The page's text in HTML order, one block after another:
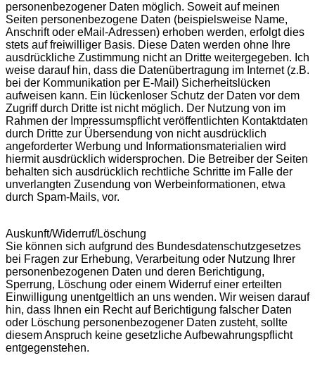
personenbezogener Daten möglich. Soweit auf meinen
Seiten personenbezogene Daten (beispielsweise Name,
Anschrift oder eMail-Adressen) erhoben werden, erfolgt dies
stets auf freiwilliger Basis. Diese Daten werden ohne Ihre
ausdrückliche Zustimmung nicht an Dritte weitergegeben. Ich
weise darauf hin, dass die Datenübertragung im Internet (z.B.
bei der Kommunikation per E-Mail) Sicherheitslücken
aufweisen kann. Ein lückenloser Schutz der Daten vor dem
Zugriff durch Dritte ist nicht möglich. Der Nutzung von im
Rahmen der Impressumspflicht veröffentlichten Kontaktdaten
durch Dritte zur Übersendung von nicht ausdrücklich
angeforderter Werbung und Informationsmaterialien wird
hiermit ausdrücklich widersprochen. Die Betreiber der Seiten
behalten sich ausdrücklich rechtliche Schritte im Falle der
unverlangten Zusendung von Werbeinformationen, etwa
durch Spam-Mails, vor.
Auskunft/Widerruf/Löschung
Sie können sich aufgrund des Bundesdatenschutzgesetzes
bei Fragen zur Erhebung, Verarbeitung oder Nutzung Ihrer
personenbezogenen Daten und deren Berichtigung,
Sperrung, Löschung oder einem Widerruf einer erteilten
Einwilligung unentgeltlich an uns wenden. Wir weisen darauf
hin, dass Ihnen ein Recht auf Berichtigung falscher Daten
oder Löschung personenbezogener Daten zusteht, sollte
diesem Anspruch keine gesetzliche Aufbewahrungspflicht
entgegenstehen.